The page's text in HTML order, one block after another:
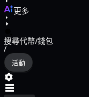
更多
搜尋代幣/錢包
/
活動